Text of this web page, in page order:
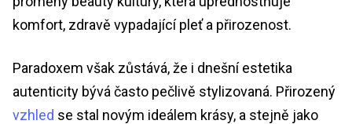
komfort, zdravě vypadající pleť a přirozenost.
Paradoxem však zůstává, že i dnešní estetika
autenticity bývá často pečlivě stylizovaná. Přirozený
vzhled se stal novým ideálem krásy, a stejně jako